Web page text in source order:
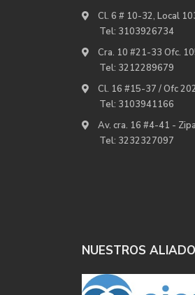
Cl. 6 # 10-32, Local
Tel: 3103926734
Cra. 10 #21-33 Ofc.
Tel: 3212289679
Cl. 16 #15-37 / Ofc
Tel: 3103941166
Av. cra. 16 #4-41 -
Tel: 3232327097
NUESTROS